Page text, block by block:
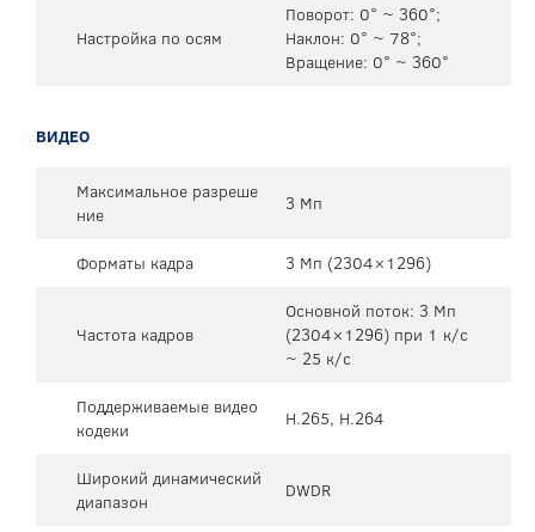
Настройка по осям
Поворот: 0° ~ 360°;
Наклон: 0° ~ 78°;
Вращение: 0° ~ 360°
ВИДЕО
Максимальное разреше
ние
3 Мп
Форматы кадра 3 Мп (2304×1296)
Частота кадров
Основной поток: 3 Мп
(2304×1296) при 1 к/с
~ 25 к/с
Поддерживаемые видео
кодеки
H.265, H.264
Широкий динамический
диапазон
DWDR